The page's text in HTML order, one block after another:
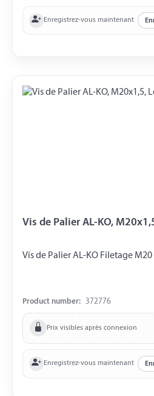
Enregistrez-vous maintenant
Vis de Palier AL-KO,
Vis de Palier AL-KO Filetage
Product number: 372776
Prix visibles après connexion
Enregistrez-vous maintenant